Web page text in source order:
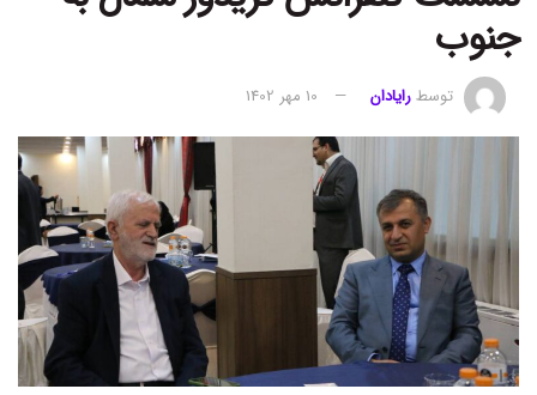
جنوب
توسطرایادان 10 مهر 1402